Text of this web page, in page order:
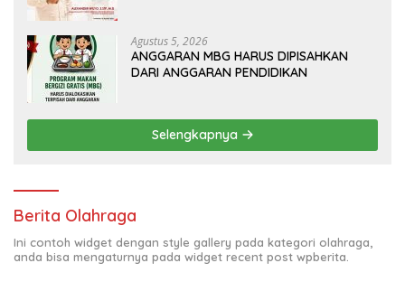
Agustus 5, 2026
ANGGARAN MBG HARUS DIPISAHKAN
DARI ANGGARAN PENDIDIKAN
Selengkapnya
Berita Olahraga
Ini contoh widget dengan style gallery pada kategori olahraga,
anda bisa mengaturnya pada widget recent post wpberita.